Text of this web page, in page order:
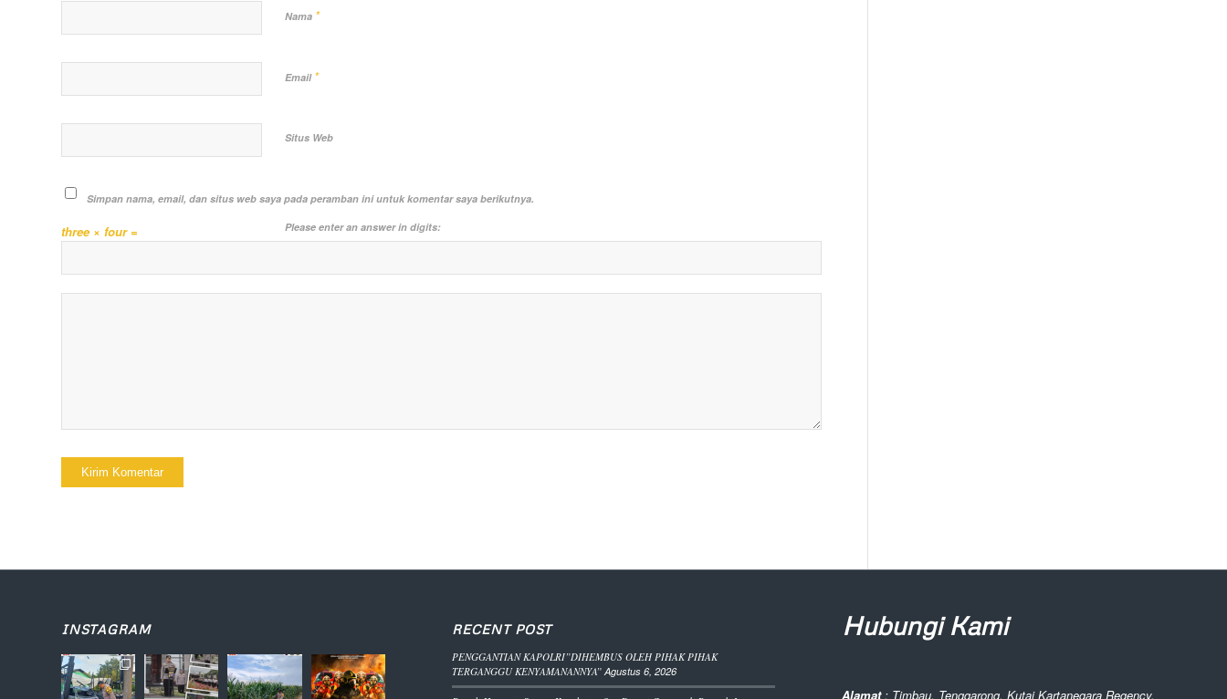
Nama *
Email *
Situs Web
Simpan nama, email, dan situs web saya pada peramban ini untuk komentar saya berikutnya.
Please enter an answer in digits:
three × four =
INSTAGRAM RECENT POST
PENGGANTIAN KAPOLRI”DIHEMBUS OLEH PIHAK PIHAK
TERGANGGU KENYAMANANNYA” Agustus 6, 2026
Hubungi Kami
Alamat: Timbau, Tenggarong, Kutai Kartanegara Regency,